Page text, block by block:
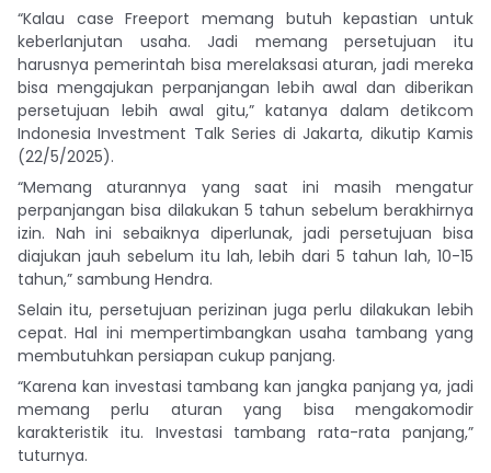
“Kalau case Freeport memang butuh kepastian untuk
keberlanjutan usaha. Jadi memang persetujuan itu
harusnya pemerintah bisa merelaksasi aturan, jadi mereka
bisa mengajukan perpanjangan lebih awal dan diberikan
persetujuan lebih awal gitu,” katanya dalam detikcom
Indonesia Investment Talk Series di Jakarta, dikutip Kamis
(22/5/2025).
“Memang aturannya yang saat ini masih mengatur
perpanjangan bisa dilakukan 5 tahun sebelum berakhirnya
izin. Nah ini sebaiknya diperlunak, jadi persetujuan bisa
diajukan jauh sebelum itu lah, lebih dari 5 tahun lah, 10-15
tahun,” sambung Hendra.
Selain itu, persetujuan perizinan juga perlu dilakukan lebih
cepat. Hal ini mempertimbangkan usaha tambang yang
membutuhkan persiapan cukup panjang.
“Karena kan investasi tambang kan jangka panjang ya, jadi
memang perlu aturan yang bisa mengakomodir
karakteristik itu. Investasi tambang rata-rata panjang,”
tuturnya.